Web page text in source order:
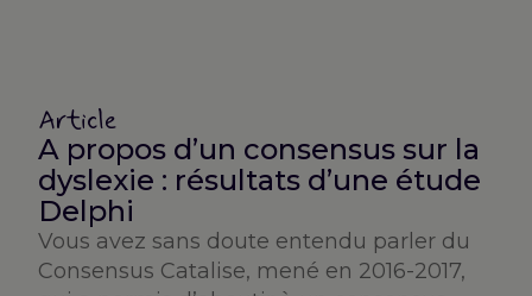
Article
A propos d’un consensus sur la
dyslexie : résultats d’une étude
Delphi
Vous avez sans doute entendu parler du
Consensus Catalise, mené en 2016-2017,